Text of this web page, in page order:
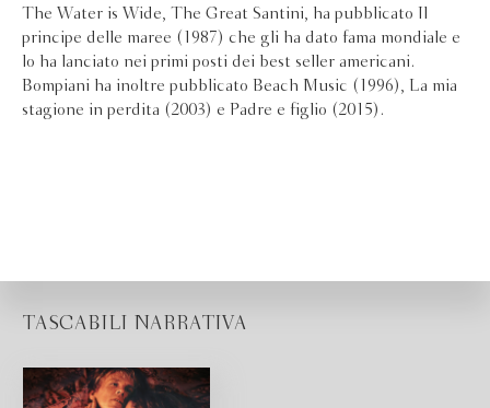
The Water is Wide, The Great Santini, ha pubblicato Il
principe delle maree (1987) che gli ha dato fama mondiale e
lo ha lanciato nei primi posti dei best seller americani.
Bompiani ha inoltre pubblicato Beach Music (1996), La mia
stagione in perdita (2003) e Padre e figlio (2015).
TASCABILI NARRATIVA